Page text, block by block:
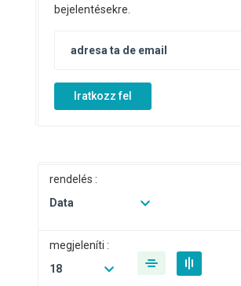
bejelentésekre.
Iratkozz fel
rendelés :
Data
megjeleníti :
18